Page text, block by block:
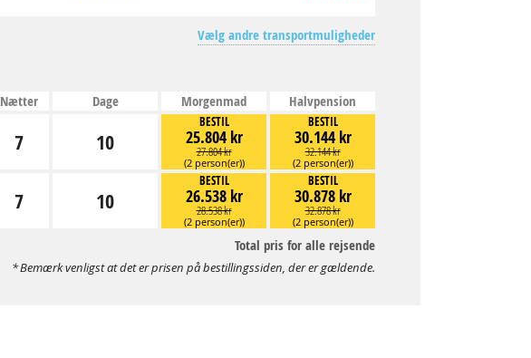
Vælg andre transportmuligheder
Nætter Dage Morgenmad Halvpension
7 10
BESTIL
25.804 kr
27.804 kr
(2 person(er))
BESTIL
30.144 kr
32.144 kr
(2 person(er))
7 10
BESTIL
26.538 kr
28.538 kr
(2 person(er))
BESTIL
30.878 kr
32.878 kr
(2 person(er))
Total pris for alle rejsende
Bemærk venligst at det er prisen på bestillingssiden, der er gældende.